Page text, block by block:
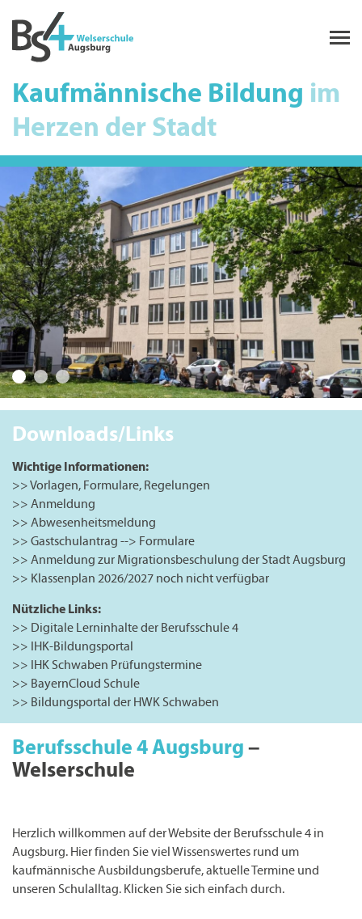
Kaufmännische Bildung im
Herzen der Stadt
Downloads/Links
Wichtige Informationen:
Vorlagen, Formulare, Regelungen
Anmeldung
Abwesenheitsmeldung
Gastschulantrag --> Formulare
Anmeldung zur Migrationsbeschulung der Stadt Augsburg
Klassenplan 2026/2027 noch nicht verfügbar
Nützliche Links:
Digitale Lerninhalte der Berufsschule 4
IHK-Bildungsportal
IHK Schwaben Prüfungstermine
BayernCloud Schule
Bildungsportal der HWK Schwaben
Berufsschule 4 Augsburg–
Welserschule
Herzlich willkommen auf der Website der Berufsschule 4 in
Augsburg. Hier finden Sie viel Wissenswertes rund um
kaufmännische Ausbildungsberufe, aktuelle Termine und
unseren Schulalltag. Klicken Sie sich einfach durch.